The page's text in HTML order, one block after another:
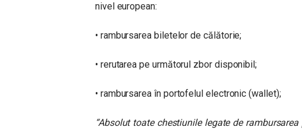
nivel european:
• rambursarea biletelor de călătorie;
• rerutarea pe următorul zbor disponibil;
• rambursarea în portofelul electronic (wallet);
“Absolut toate chestiunile legate de